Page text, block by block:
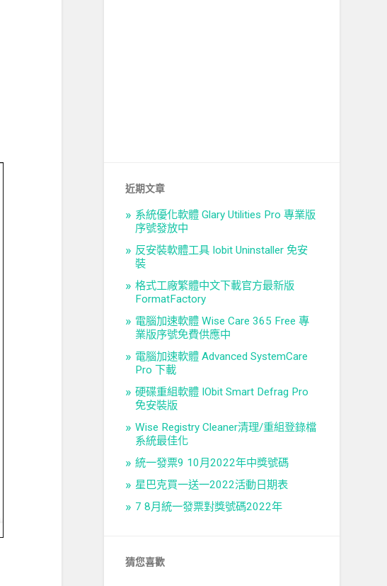
近期文章
系統優化軟體 Glary Utilities Pro 專業版
序號發放中
反安裝軟體工具 Iobit Uninstaller 免安
裝
格式工廠繁體中文下載官方最新版
FormatFactory
電腦加速軟體 Wise Care 365 Free 專
業版序號免費供應中
電腦加速軟體 Advanced SystemCare
Pro 下載
硬碟重組軟體 IObit Smart Defrag Pro
免安裝版
Wise Registry Cleaner清理/重組登錄檔
系統最佳化
統一發票9 10月2022年中獎號碼
星巴克買一送一2022活動日期表
7 8月統一發票對獎號碼2022年
猜您喜歡